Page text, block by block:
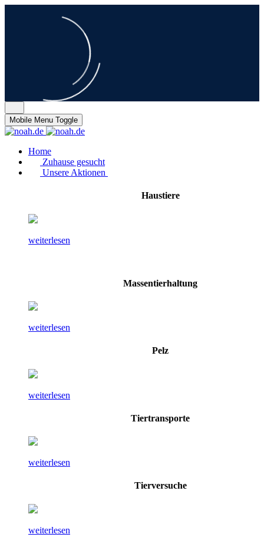
Mobile Menu Toggle
Home
Zuhause gesucht
Unsere Aktionen
Haustiere
weiterlesen
Massentierhaltung
weiterlesen
Pelz
weiterlesen
Tiertransporte
weiterlesen
Tierversuche
weiterlesen